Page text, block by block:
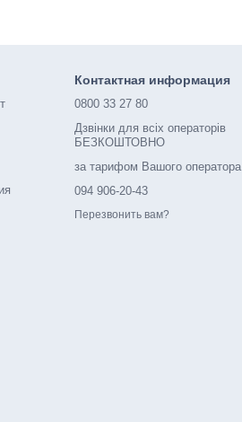
Контактная информация
0800 33 27 80
Дзвінки для всіх операторів
БЕЗКОШТОВНО
за тарифом Вашого оператора
094 906-20-43
Перезвонить вам?